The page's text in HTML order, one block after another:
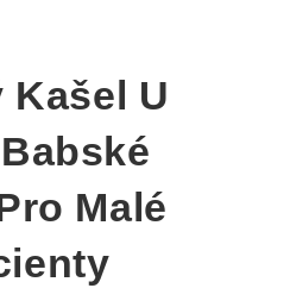
Kašel U
Malé